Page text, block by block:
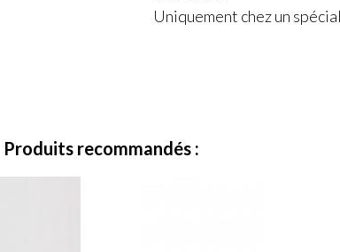
Uniquement chez un
Produits recommandés :